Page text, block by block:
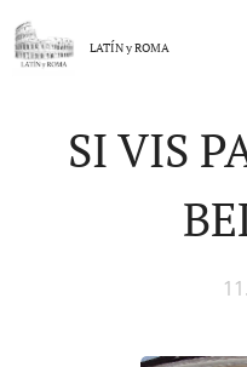
LATÍN yROMA
SI VIS